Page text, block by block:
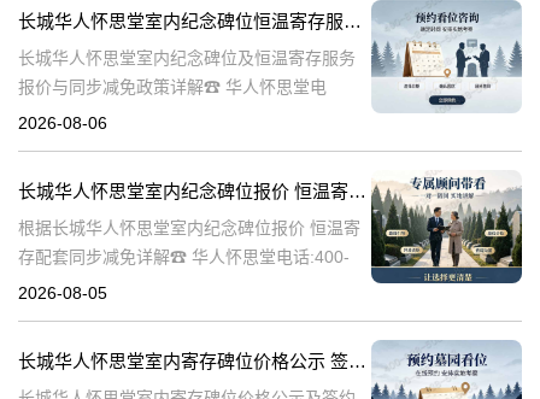
包
长城华人怀思堂室内纪念碑位恒温寄存服务报价及同步减免政策详解
长城华人怀思堂室内纪念碑位及恒温寄存服务
报价与同步减免政策详解☎ 华人怀思堂电
话:400-838-5063一、引言随着社会观念的进
2026-08-06
长城华人怀思堂室内纪念碑位报价 恒温寄存配套同步减免详解
根据长城华人怀思堂室内纪念碑位报价 恒温寄
存配套同步减免详解☎ 华人怀思堂电话:400-
838-5063在现代社会，随着生活节奏的加快和
2026-08-05
长城华人怀思堂室内寄存碑位价格公示 签约立减配套礼包详解